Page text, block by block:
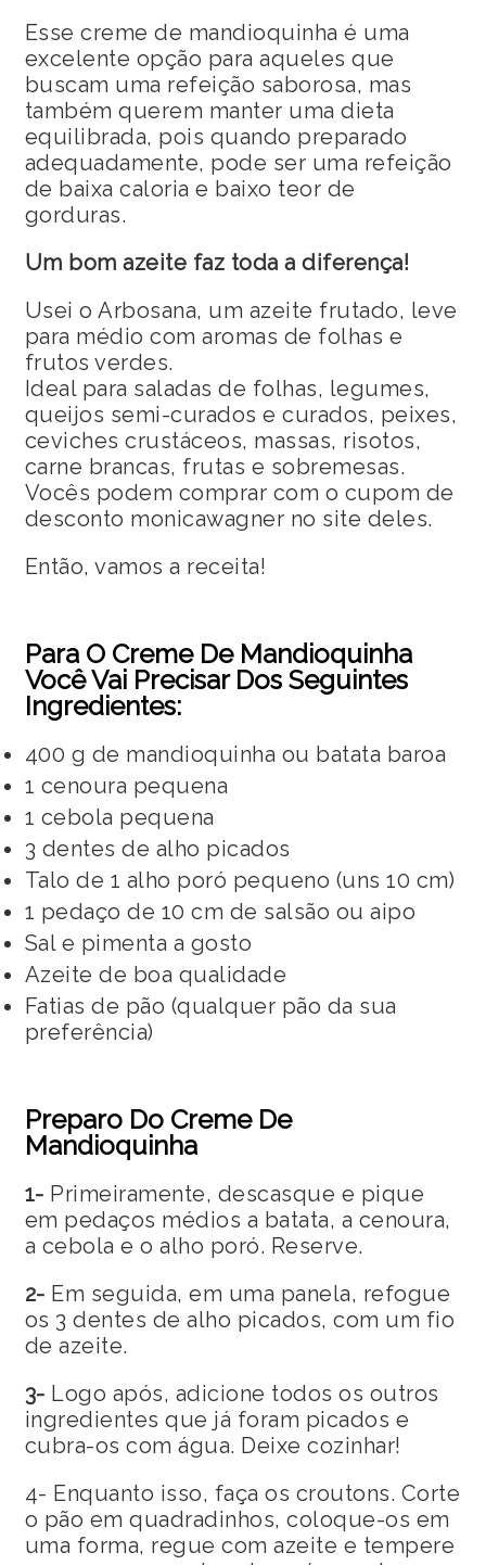
Esse creme de mandioquinha é uma
excelente opção para aqueles que
buscam uma refeição saborosa, mas
também querem manter uma dieta
equilibrada, pois quando preparado
adequadamente, pode ser uma refeição
de baixa caloria e baixo teor de
gorduras.
Um bom azeite faz toda a diferença!
Usei o Arbosana, um azeite frutado, leve
para médio com aromas de folhas e
frutos verdes.
Ideal para saladas de folhas, legumes,
queijos semi-curados e curados, peixes,
ceviches crustáceos, massas, risotos,
carne brancas, frutas e sobremesas.
Vocês podem comprar com o cupom de
desconto monicawagner no site deles.
Então, vamos a receita!
Para O Creme De Mandioquinha
Você Vai Precisar Dos Seguintes
Ingredientes:
400 g de mandioquinha ou batata baroa
1 cenoura pequena
1 cebola pequena
3 dentes de alho picados
Talo de 1 alho poró pequeno (uns 10 cm)
1 pedaço de 10 cm de salsão ou aipo
Sal e pimenta a gosto
Azeite de boa qualidade
Fatias de pão (qualquer pão da sua
preferência)
Preparo Do Creme De
Mandioquinha
1- Primeiramente, descasque e pique
em pedaços médios a batata, a cenoura,
a cebola e o alho poró. Reserve.
2- Em seguida, em uma panela, refogue
os 3 dentes de alho picados, com um fio
de azeite.
3- Logo após, adicione todos os outros
ingredientes que já foram picados e
cubra-os com água. Deixe cozinhar!
4- Enquanto isso, faça os croutons. Corte
o pão em quadradinhos, coloque-os em
uma forma, regue com azeite e tempere